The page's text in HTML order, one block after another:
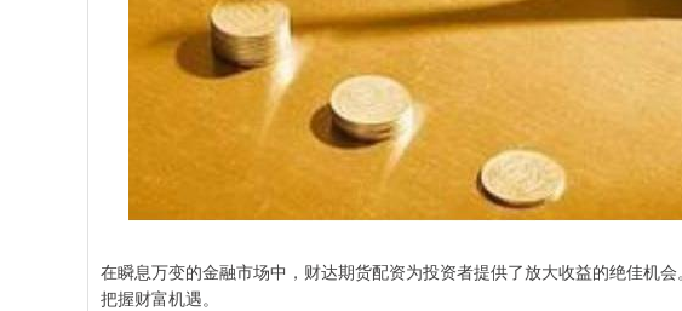
在瞬息万变的金融市场中，财达期货配资为投资者提供了放大收益的绝佳机
把握财富机遇。